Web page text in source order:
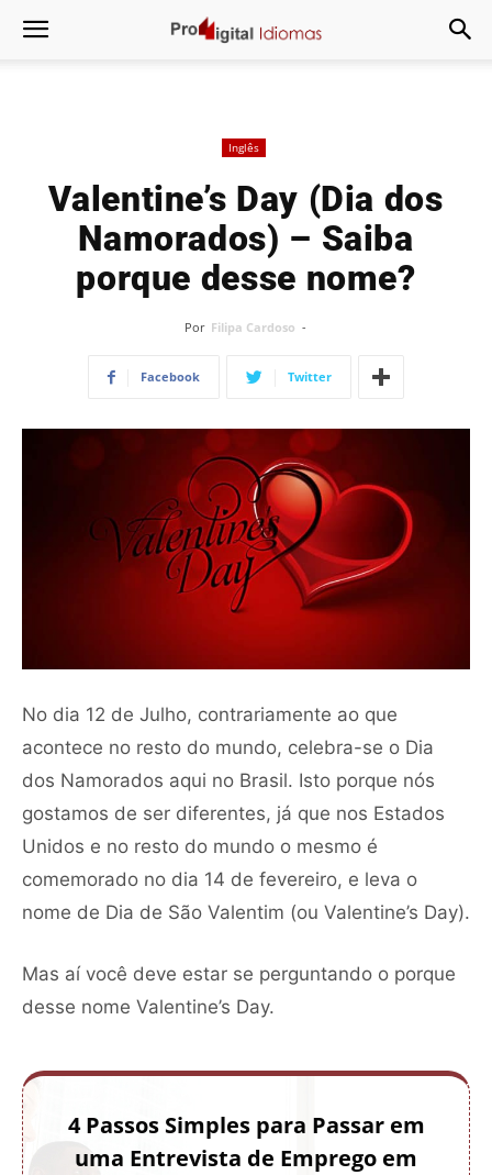
Inglês
Valentine’s Day (Dia dos
Namorados) – Saiba
porque desse nome?
Por Filipa Cardoso -
Facebook Twitter
No dia 12 de Julho, contrariamente ao que
acontece no resto do mundo, celebra-se o Dia
dos Namorados aqui no Brasil. Isto porque nós
gostamos de ser diferentes, já que nos Estados
Unidos e no resto do mundo o mesmo é
comemorado no dia 14 de fevereiro, e leva o
nome de Dia de São Valentim (ou Valentine’s Day).
Mas aí você deve estar se perguntando o porque
desse nome Valentine’s Day.
4 Passos Simples para Passar em
uma Entrevista de Emprego em